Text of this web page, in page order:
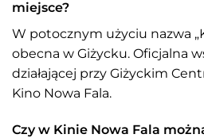
miejsce?
W potocznym użyciu nazwa
obecna w Giżycku. Oficjalna
działającej przy Giżyckim
Kino Nowa Fala.
Czy w Kinie Nowa Fala